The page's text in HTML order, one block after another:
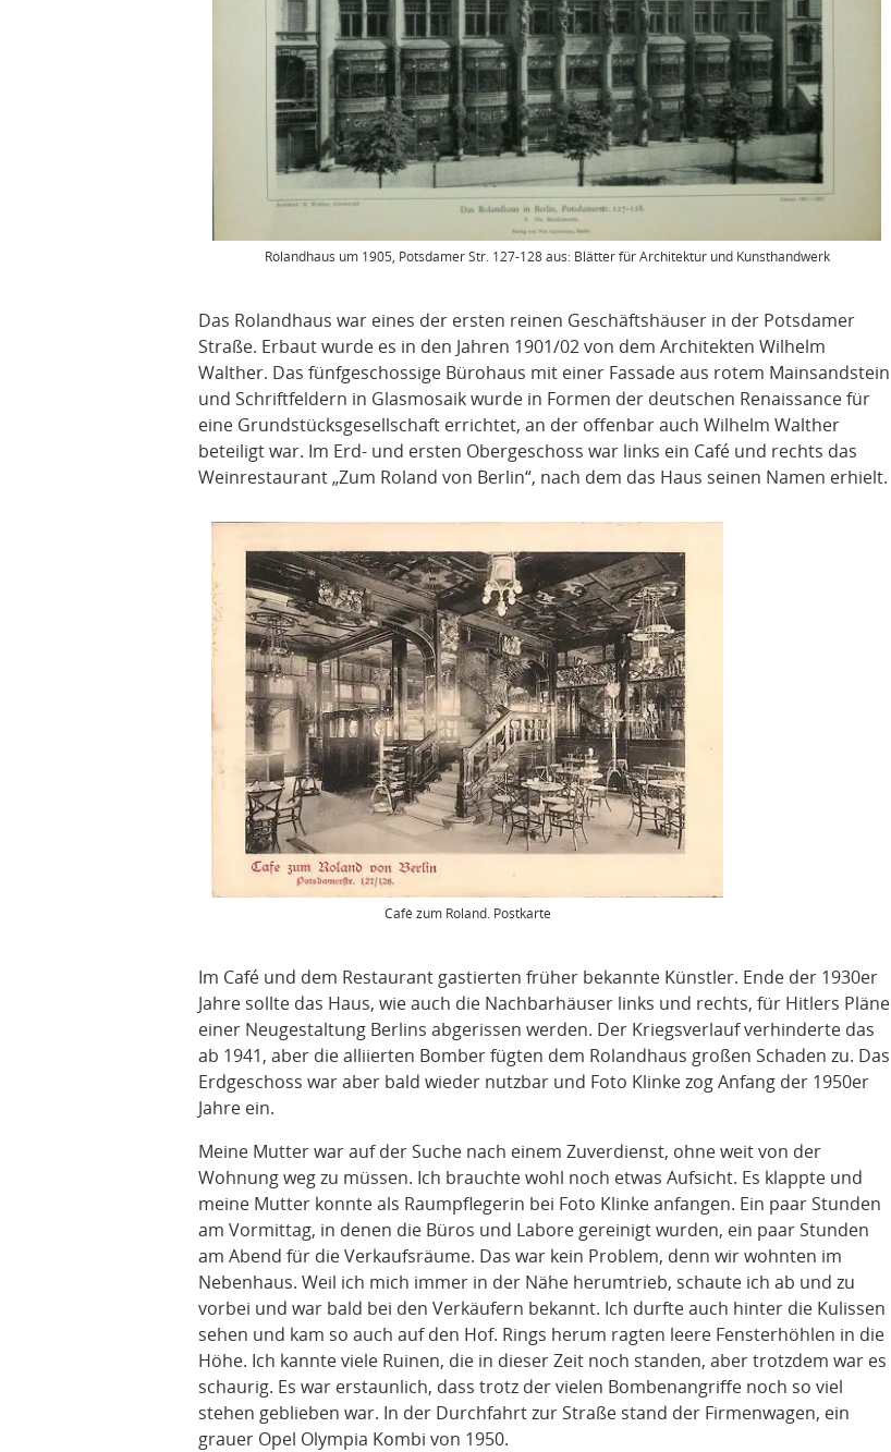
Rolandhaus um 1905, Potsdamer Str. 127-128 aus: Blätter für Architektur und Kunsthandwerk
Das Rolandhaus war eines der ersten reinen Geschäftshäuser in der Potsdamer
Straße. Erbaut wurde es in den Jahren 1901/02 von dem Architekten Wilhelm
Walther. Das fünfgeschossige Bürohaus mit einer Fassade aus rotem Mainsandstein
und Schriftfeldern in Glasmosaik wurde in Formen der deutschen Renaissance für
eine Grundstücksgesellschaft errichtet, an der offenbar auch Wilhelm Walther
beteiligt war. Im Erd- und ersten Obergeschoss war links ein Café und rechts das
Weinrestaurant „Zum Roland von Berlin“, nach dem das Haus seinen Namen erhielt.
Café zum Roland. Postkarte
Im Café und dem Restaurant gastierten früher bekannte Künstler. Ende der 1930er
Jahre sollte das Haus, wie auch die Nachbarhäuser links und rechts, für Hitlers Pläne
einer Neugestaltung Berlins abgerissen werden. Der Kriegsverlauf verhinderte das
ab 1941, aber die alliierten Bomber fügten dem Rolandhaus großen Schaden zu. Das
Erdgeschoss war aber bald wieder nutzbar und Foto Klinke zog Anfang der 1950er
Jahre ein.
Meine Mutter war auf der Suche nach einem Zuverdienst, ohne weit von der
Wohnung weg zu müssen. Ich brauchte wohl noch etwas Aufsicht. Es klappte und
meine Mutter konnte als Raumpflegerin bei Foto Klinke anfangen. Ein paar Stunden
am Vormittag, in denen die Büros und Labore gereinigt wurden, ein paar Stunden
am Abend für die Verkaufsräume. Das war kein Problem, denn wir wohnten im
Nebenhaus. Weil ich mich immer in der Nähe herumtrieb, schaute ich ab und zu
vorbei und war bald bei den Verkäufern bekannt. Ich durfte auch hinter die Kulissen
sehen und kam so auch auf den Hof. Rings herum ragten leere Fensterhöhlen in die
Höhe. Ich kannte viele Ruinen, die in dieser Zeit noch standen, aber trotzdem war es
schaurig. Es war erstaunlich, dass trotz der vielen Bombenangriffe noch so viel
stehen geblieben war. In der Durchfahrt zur Straße stand der Firmenwagen, ein
grauer Opel Olympia Kombi von 1950.